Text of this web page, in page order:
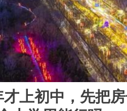
上初中，先把